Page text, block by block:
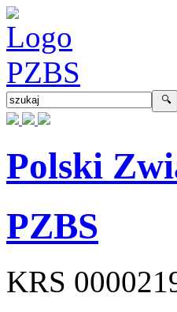
Polski
PZBS
KRS